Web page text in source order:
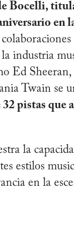
Bocelli,
en
industria
Ed Sheeran,
Twain se
pistas que
la
estilos
en la